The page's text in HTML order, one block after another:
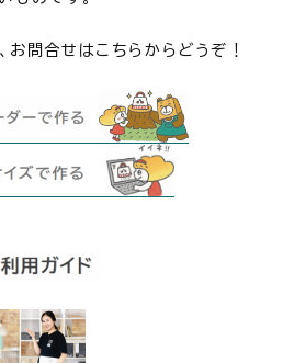
お問合せはこちらからどうぞ！